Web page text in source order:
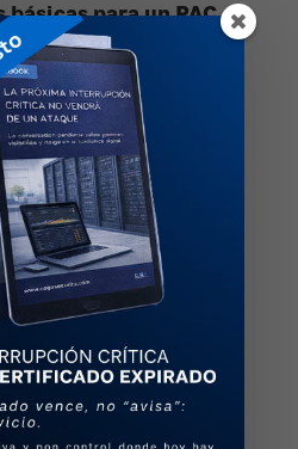
para un PAC
HSM a la nube
2020 |Cloud HSM
Cloud
HSM Cloud by CEGA
,PAC,Proveedor Autorizado
de Certificación y estás
a la nube? Este
anterior, te platicamos
generales que debes
tu HSM a la nube, hoy...
qué necesita realmente tu